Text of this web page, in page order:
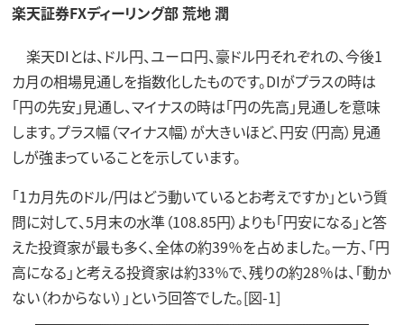
楽天証券FXディーリング部 荒地 潤
楽天DIとは、ドル円、ユーロ円、豪ドル円それぞれの、今後1
カ月の相場見通しを指数化したものです。DIがプラスの時は
「円の先安」見通し、マイナスの時は「円の先高」見通しを意味
します。プラス幅（マイナス幅）が大きいほど、円安（円高）見通
しが強まっていることを示しています。
「1カ月先のドル/円はどう動いているとお考えですか」という質
問に対して、5月末の水準（108.85円）よりも「円安になる」と答
えた投資家が最も多く、全体の約39％を占めました。一方、「円
高になる」と考える投資家は約33％で、残りの約28％は、「動か
ない（わからない）」という回答でした。[図-1]